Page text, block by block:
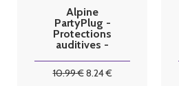
Alpine
PartyPlug -
Protections
auditives -
paire
10.99€8.24€